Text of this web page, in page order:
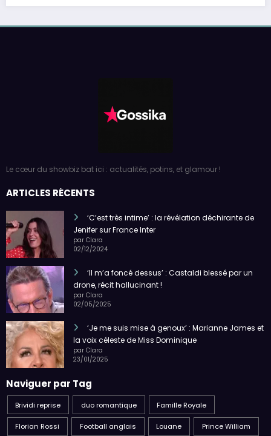
Le cœur du showbiz bat ici : actualités, potins, et glamour !
ARTICLES RÉCENTS
‘C’est très intime’ : la révélation déchirante de
Jenifer sur France Inter
par Clara
02/12/2024
‘Il m’a foncé dessus’ : Castaldi blessé par un
drone, récit hallucinant !
par Clara
02/05/2025
‘Je me suis mise à genoux’ : Marianne James et
la voix céleste de Miss Dominique
par Clara
23/01/2025
Naviguer par Tag
Brividi reprise duo romantique Famille Royale
Florian Rossi Football anglais Louane Prince William